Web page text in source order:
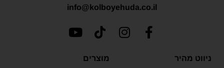
info@kolboyehuda.co.il
ניווט מהיר
מוצרים